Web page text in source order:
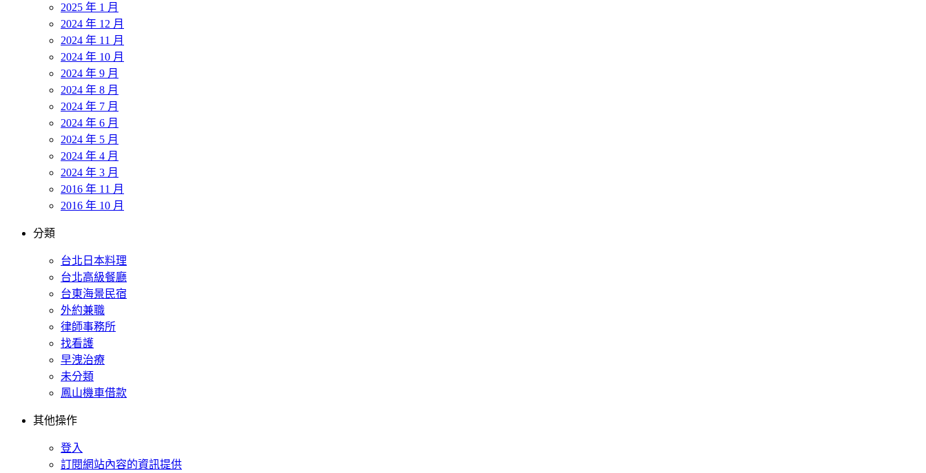
2025 年 1 月
2024 年 12 月
2024 年 11 月
2024 年 10 月
2024 年 9 月
2024 年 8 月
2024 年 7 月
2024 年 6 月
2024 年 5 月
2024 年 4 月
2024 年 3 月
2016 年 11 月
2016 年 10 月
分類
台北日本料理
台北高級餐廳
台東海景民宿
外約兼職
律師事務所
找看護
早洩治療
未分類
鳳山機車借款
其他操作
登入
訂閱網站內容的資訊提供